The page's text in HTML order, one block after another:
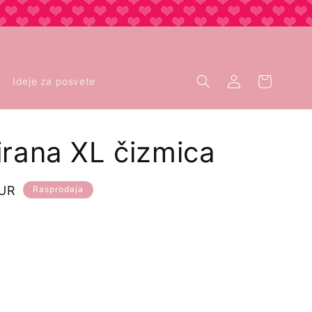
Ideje za posvete Prijava Košarica
XL čizmica
Rasprodaja